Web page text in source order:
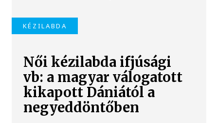
KÉZILABDA
Női kézilabda ifjúsági
vb: a magyar válogatott
kikapott Dániától a
negyeddöntőben